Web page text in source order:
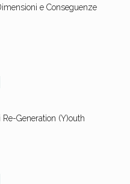
e Conseguenze
Generation (Y)outh